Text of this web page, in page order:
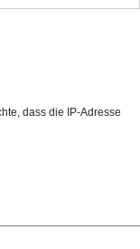
dass die IP-Adresse